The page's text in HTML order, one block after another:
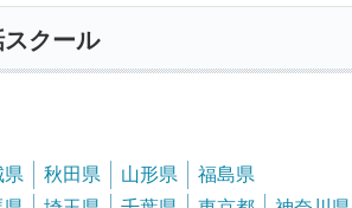
クール
県 秋田県 山形県
福島県